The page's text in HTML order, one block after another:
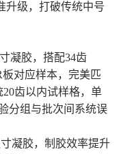
升级，打破传统中号
凝胶，搭配34齿
板对应样本，完美匹
齿以内试样格，单
分组与批次间系统误
凝胶，制胶效率提升